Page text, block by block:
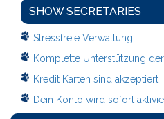
SHOW SECRETARIES
Stressfreie Verwaltung
Komplette Unterstützung
Kredit Karten sind akzeptiert
Dein Konto wird sofort